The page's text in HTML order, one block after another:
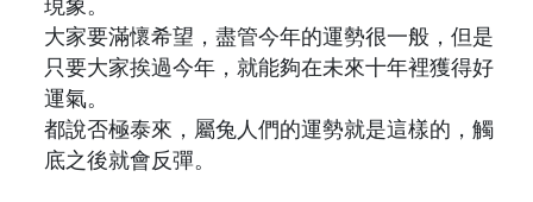
現象。
大家要滿懷希望，盡管今年的運勢很一般，但是
只要大家挨過今年，就能夠在未來十年裡獲得好
運氣。
都說否極泰來，屬兔人們的運勢就是這樣的，觸
底之後就會反彈。